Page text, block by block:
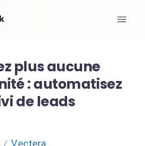
plus aucune
: automatisez
de leads
/ Vectera